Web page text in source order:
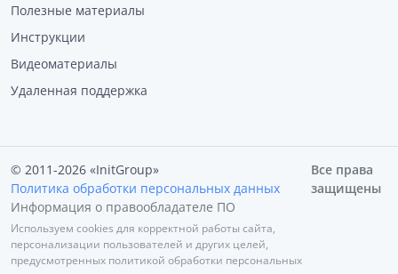
Полезные материалы
Инструкции
Видеоматериалы
Удаленная поддержка
© 2011-2026 «InitGroup»
Политика обработки персональных данных
Информация о правообладателе ПО
Используем cookies для корректной работы сайта,
персонализации пользователей и других целей,
предусмотренных политикой обработки персональных
Все права
защищены